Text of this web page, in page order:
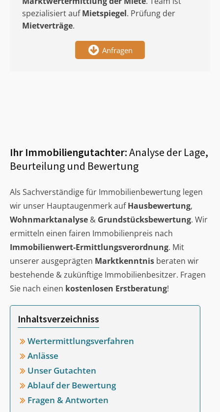
spezialisiert aufMietspiegel. Prüfung der
Mietverträge.
Anfragen
Ihr Immobiliengutachter:Analyse der Lage,
Beurteilung und Bewertung
Als Sachverständige für Immobilienbewertung legen
wir unser Hauptaugenmerk aufHausbewertung,
Wohnmarktanalyse & Grundstücksbewertung. Wir
ermitteln einen fairen Immobilienpreis nach
Immobilienwert-Ermittlungsverordnung. Mit
unserer ausgeprägten Marktkenntnis beraten wir
bestehende & zukünftige Immobilienbesitzer. Fragen
Sie nach einen kostenlosen Erstberatung!
Inhaltsverzeichniss
Wertermittlungsverfahren
Anlässe
Unser Gutachten
Ablauf der Bewertung
Fragen & Antworten